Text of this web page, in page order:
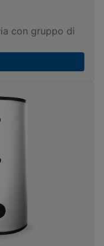
con gruppo di